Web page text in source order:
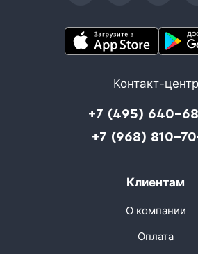
Контакт-центр
+7 (495) 640-
+7 (968) 810-
Клиентам
О компании
Оплата